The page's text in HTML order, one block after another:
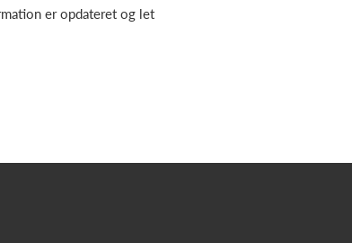
er opdateret og let